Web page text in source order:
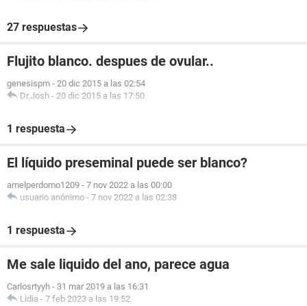
27 respuestas
Flujito blanco. despues de ovular..
genesispm - 20 dic 2015 a las 02:54
Dr.Josh - 20 dic 2015 a las 17:50
1 respuesta
El líquido preseminal puede ser blanco?
amelperdomo1209 - 7 nov 2022 a las 00:00
usuario anónimo - 7 nov 2022 a las 02:38
1 respuesta
Me sale liquido del ano, parece agua
Carlosrtyyh - 31 mar 2019 a las 16:31
Lidia - 7 feb 2023 a las 19:52